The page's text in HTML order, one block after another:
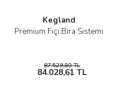
Kegland
Premium Fıçı Bira Sistemi
87.529,80 TL
84.028,61 TL